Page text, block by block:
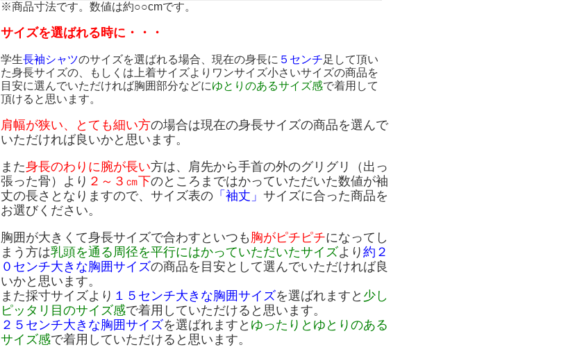
※商品寸法です。数値は約○○cmです。
サイズを選ばれる時に・・・
学生長袖シャツのサイズを選ばれる場合、現在の身長に ５センチ足して頂い
た身長サイズの、もしくは上着サイズよりワンサイズ小さいサイズの商品を
目安に選んでいただければ胸囲部分などにゆとりのあるサイズ感で着用して
頂けると思います。
肩幅が狭い、とても細い方の場合は現在の身長サイズの商品を選んで
いただければ良いかと思います。
また身長のわりに腕が長い方は、肩先から手首の外のグリグリ（出っ
張った骨）より ２～３㎝下のところまではかっていただいた数値が袖
丈の長さとなりますので、サイズ表の 「袖丈」 サイズに合った商品を
お選びください。
胸囲が大きくて身長サイズで合わすといつも 胸がピチピチになってし
まう方は乳頭を通る周径を平行にはかっていただいたサイズより 約２
０センチ大きな胸囲サイズの商品を目安として選んでいただければ良
いかと思います。
また採寸サイズより １５センチ大きな胸囲サイズを選ばれますと 少し
ピッタリ目のサイズ感で着用していただけると思います。
２５センチ大きな胸囲サイズを選ばれますと ゆったりとゆとりのある
サイズ感で着用していただけると思います。